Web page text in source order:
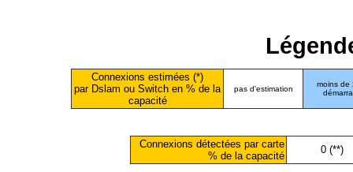
Connexions estimées (*)
par Dslam ou Switch en % de la
capacité
pas d'estimation
moins de
Connexions détectées par carte
% de la capacité
0 (**)